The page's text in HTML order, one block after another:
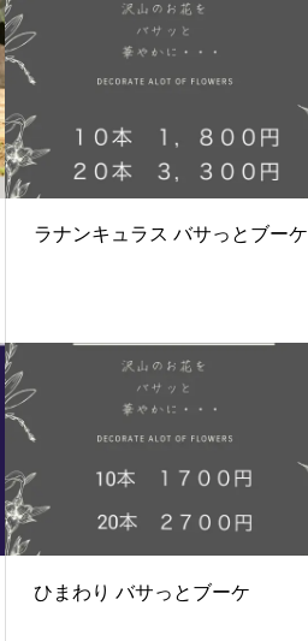
ラナンキュラス バサっとブーケ
ひまわり バサっとブーケ